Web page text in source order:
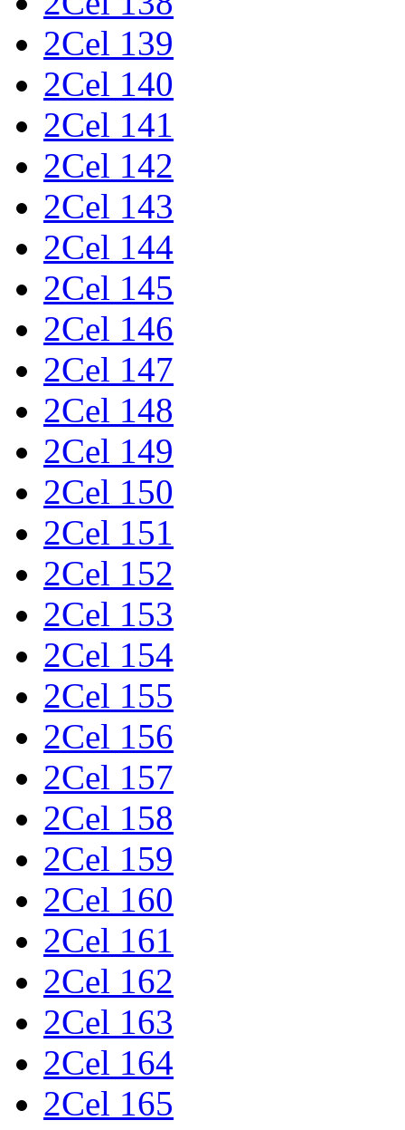
2Cel 139
2Cel 140
2Cel 141
2Cel 142
2Cel 143
2Cel 144
2Cel 145
2Cel 146
2Cel 147
2Cel 148
2Cel 149
2Cel 150
2Cel 151
2Cel 152
2Cel 153
2Cel 154
2Cel 155
2Cel 156
2Cel 157
2Cel 158
2Cel 159
2Cel 160
2Cel 161
2Cel 162
2Cel 163
2Cel 164
2Cel 165